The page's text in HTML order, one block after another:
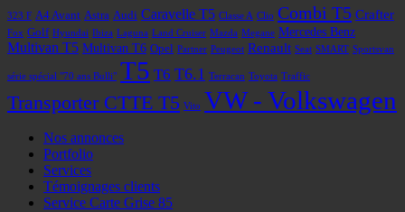
323 F A4 Avant Astra Audi Caravelle T5 Classe A Clio Combi T5 Crafter
Fox Golf Hyundai Ibiza Laguna Land Cruiser Mazda Megane Mercedes Benz
Multivan T5 Multivan T6 Opel Partner Peugeot Renault Seat SMART Sportsvan
série spécial "70 ans Bulli" T5 T6 T6.1 Terracan Toyota Traffic
Transporter CTTE T5 Vito VW - Volkswagen
Nos annonces
Portfolio
Services
Témoignages clients
Service Carte Grise 85